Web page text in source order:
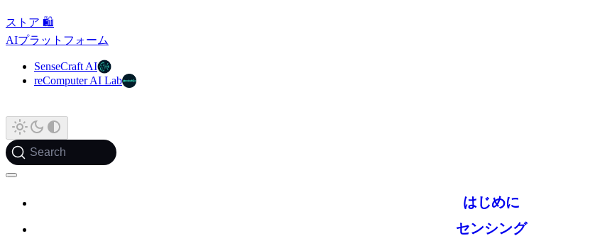
ストア 🛍️
AIプラットフォーム
SenseCraft AI
reComputer AI Lab
Search
はじめに
センシング